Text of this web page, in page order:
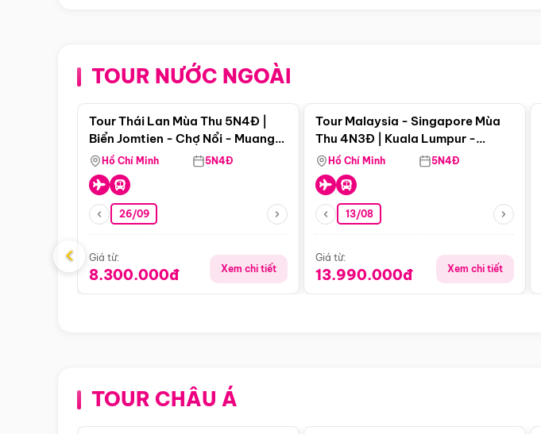
TOUR NƯỚC NGOÀI
Điểm nổi bật
Tour Thái Lan Mùa Thu 5N4Đ |
Biển Jomtien - Chợ Nổi - Muang
Boran - Suanthai
Hồ Chí Minh 5N4Đ
26/09
Giá từ:
8.300.000đ Xem chi tiết
Tour Malaysia - Singapore Mùa
Thu 4N3Đ | Kuala Lumpur -
Malacca - Johor Baru -
Singapore
Hồ Chí Minh 5N4Đ
13/08
Giá từ:
13.990.000đ Xem chi tiết
‹
TOUR CHÂU ÁĐiểm nổi bật